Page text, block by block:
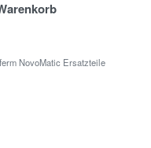
NovoMatic Ersatzteile